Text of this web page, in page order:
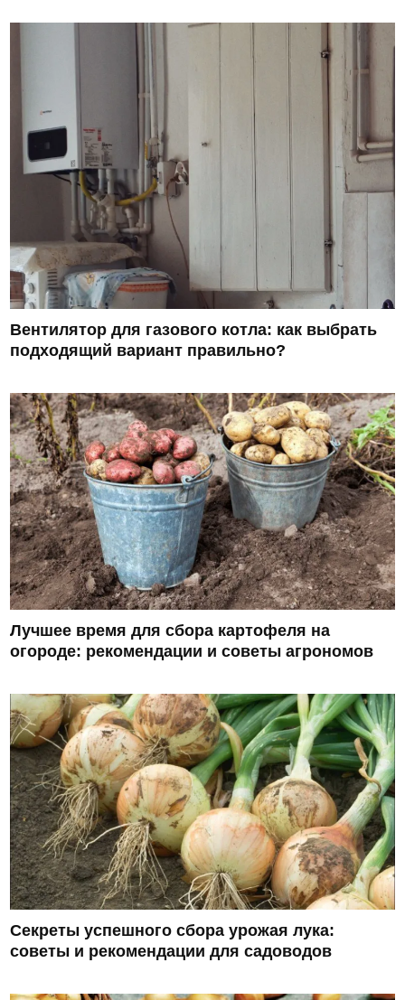
Вентилятор для газового котла: как выбрать
подходящий вариант правильно?
Лучшее время для сбора картофеля на
огороде: рекомендации и советы агрономов
Секреты успешного сбора урожая лука:
советы и рекомендации для садоводов